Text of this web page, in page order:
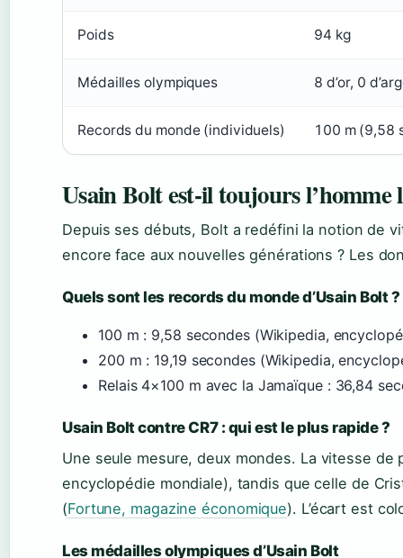
Poids 94 kg
Médailles olympiques 8 d’or, 0
Records du monde (individuels) 100 m (9,58
Usain Bolt est-il toujours l’homme
Depuis ses débuts, Bolt a redéfini la notion de
encore face aux nouvelles générations ? Les
Quels sont les records du monde d’Usain Bolt ?
100 m : 9,58 secondes (Wikipedia,
200 m : 19,19 secondes (Wikipedia,
Relais 4×100 m avec la Jamaïque : 36,84
Usain Bolt contre CR7 : qui est le plus rapide ?
Une seule mesure, deux mondes. La vitesse
encyclopédie mondiale), tandis que celle de
(Fortune, magazine économique). L’écart est
Les médailles olympiques d’Usain Bolt